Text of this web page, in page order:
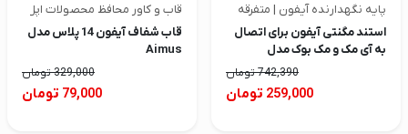
پایه نگهدارنده آیفون | متفرقه
استند مگنتی آیفون برای اتصال
به آی مک و مک بوک مدل
742,390تومان
259,000 تومان
قاب و کاور محافظ محصولات اپل |
قاب شفاف آیفون 14 پلاس مدل
Aimus
329,000تومان
79,000 تومان